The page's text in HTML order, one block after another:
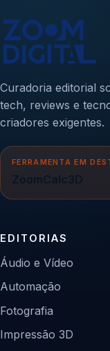
Curadoria editorial
tech, reviews e
criadores exigentes.
FERRAMENTA EM
ZoomCalc3D
EDITORIAS
Áudio e Vídeo
Automação
Fotografia
Impressão 3D